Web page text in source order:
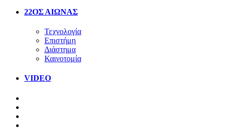
22ΟΣ ΑΙΩΝΑΣ
Τεχνολογία
Επιστήμη
Διάστημα
Καινοτομία
VIDEO